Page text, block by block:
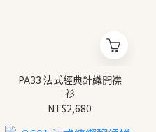
PA33 法式經典針織開襟
衫
NT$2,680